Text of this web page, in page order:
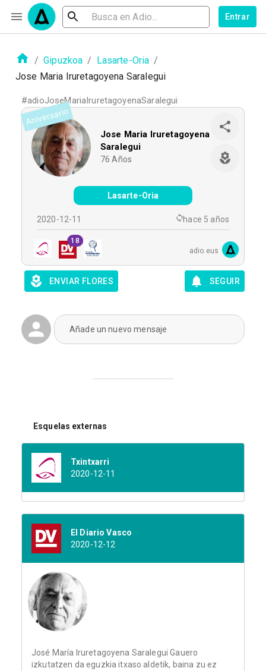
Entrar
/ Gipuzkoa / Lasarte-Oria /
Jose Maria Iruretagoyena Saralegui
#adioJoseMariaIruretagoyenaSaralegui
Aniversario
Jose Maria Iruretagoyena
Saralegui
76 Años
Lasarte-Oria
2020-12-11 hace 5 años
18
adio.eus
ENVIAR FLORES SEGUIR
Añade un nuevo mensaje
Esquelas externas
Txintxarri
2020-12-11
El Diario Vasco
2020-12-12
José María Iruretagoyena Saralegui Gauero
izkutatzen da eguzkia itxaso aldetik, baina zu ez